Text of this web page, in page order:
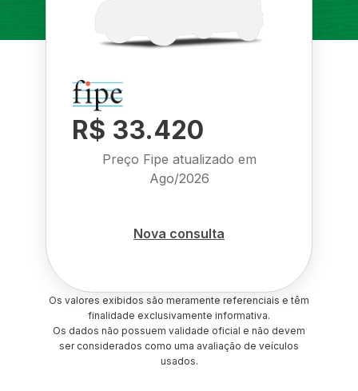
R$ 33.420
Preço Fipe atualizado em
Ago/2026
Nova consulta
Os valores exibidos são meramente referenciais e têm
finalidade exclusivamente informativa.
Os dados não possuem validade oficial e não devem
ser considerados como uma avaliação de veículos
usados.